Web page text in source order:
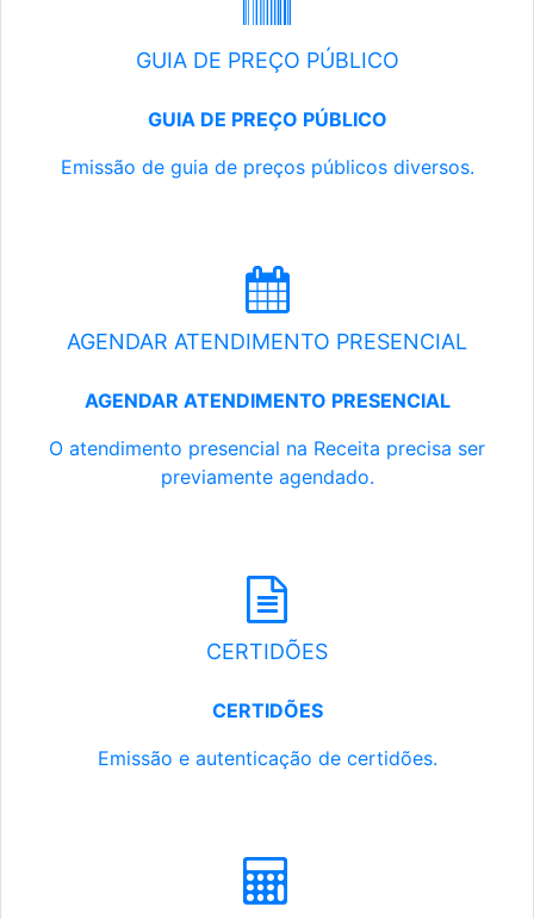
GUIA DE PREÇO PÚBLICO
GUIA DE PREÇO PÚBLICO
Emissão de guia de preços públicos diversos.
AGENDAR ATENDIMENTO PRESENCIAL
AGENDAR ATENDIMENTO PRESENCIAL
O atendimento presencial na Receita precisa ser
previamente agendado.
CERTIDÕES
CERTIDÕES
Emissão e autenticação de certidões.